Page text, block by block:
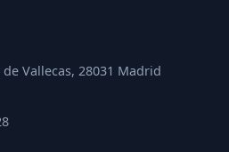
Vallecas, 28031 Madrid